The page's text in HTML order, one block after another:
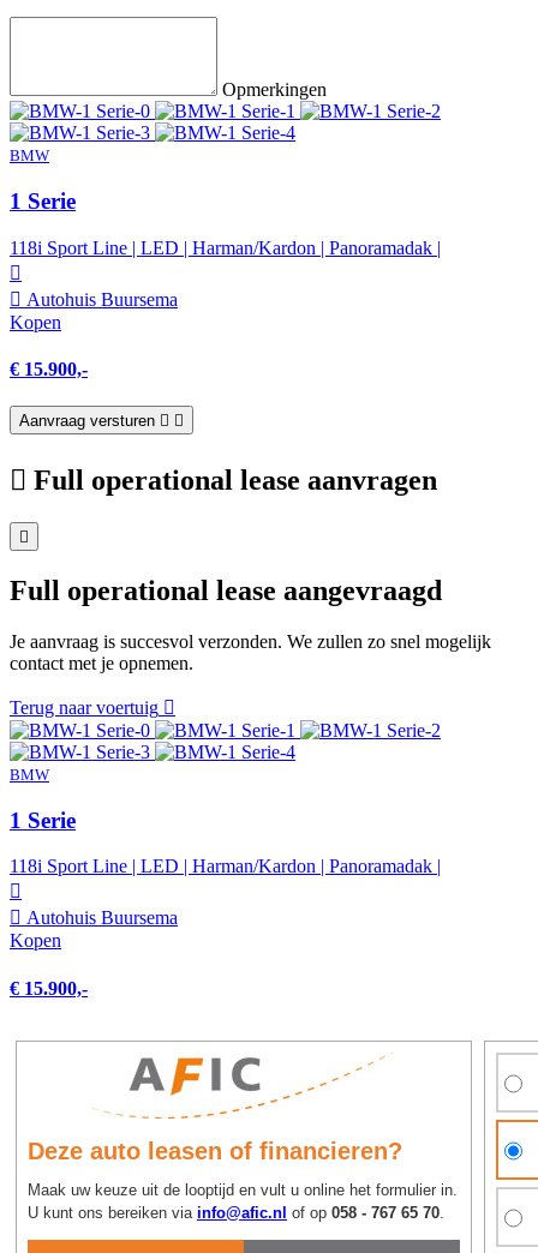
Opmerkingen
BMW
1 Serie
118i Sport Line | LED | Harman/Kardon | Panoramadak |
Autohuis Buursema
Kopen
€ 15.900,-
Aanvraag versturen
Full operational lease aanvragen
Full operational lease aangevraagd
Je aanvraag is succesvol verzonden. We zullen zo snel mogelijk
contact met je opnemen.
Terug naar voertuig
BMW
1 Serie
118i Sport Line | LED | Harman/Kardon | Panoramadak |
Autohuis Buursema
Kopen
€ 15.900,-